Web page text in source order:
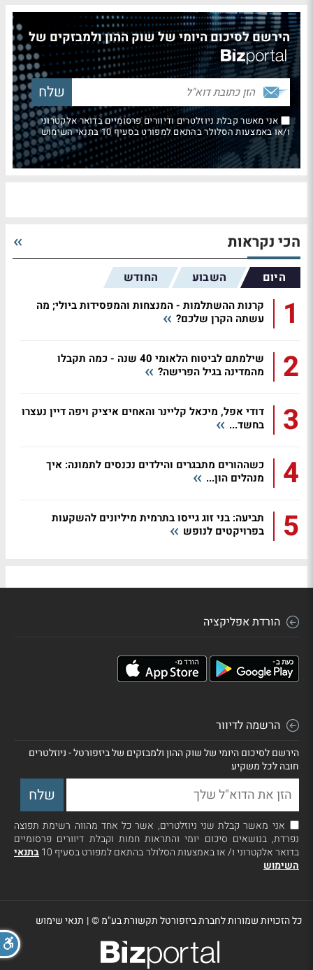
הירשם לסיכום היומי של שוק ההון ולמבזקים של
אני מאשר קבלת ניוזלטרים ודיוורים פרסומיים בדואר אלקטרוני
ו/או באמצעות הסלולר בהתאם למפורט בסעיף 10 בתנאי השימוש
הכי נקראות
היום השבוע החודש
1
קרנות ההשתלמות - המנצחות והמפסידות ביולי; מה
עשתה הקרן שלכם?
2
שילמתם לביטוח הלאומי 40 שנה - כמה תקבלו
מהמדינה בגיל הפרישה?
3
דודי אפל, מיכאל קליינר והאחים איציק ויפה דיין נעצרו
בחשד...
4
כשההורים מתבגרים והילדים נכנסים לתמונה: איך
מנהלים הון...
5
תביעה: בני זוג גייסו בתרמית מיליונים להשקעות
בפרויקטים לנופש
הורדת אפליקציה
הרשמה לדיוור
הירשם לסיכום היומי של שוק ההון ולמבזקים של ביזפורטל - ניוזלטרים
חובה לכל משקיע
אני מאשר קבלת שני ניוזלטרים, אשר כל אחד מהווה רשימת תפוצה
נפרדת, בנושאים סיכום יומי והתראות חמות וקבלת דיוורים פרסומיים
בדואר אלקטרוני ו/ או באמצעות הסלולר בהתאם למפורט בסעיף 10
בתנאי
השימוש
כל הזכויות שמורות לחברת ביזפורטל תקשורת בע"מ ©| תנאי שימוש